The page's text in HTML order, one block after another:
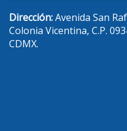
Dirección:Avenida San
Colonia Vicentina, C.P.
CDMX.